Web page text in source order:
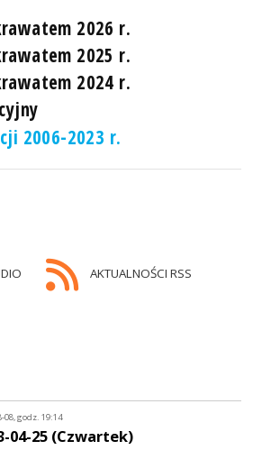
2026 r.
2025 r.
2024 r.
2006-2023 r.
AKTUALNOŚCI RSS
08, godz. 19:14
04-25 (Czwartek)